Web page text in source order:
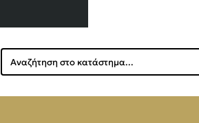
Αναζήτηση
στο